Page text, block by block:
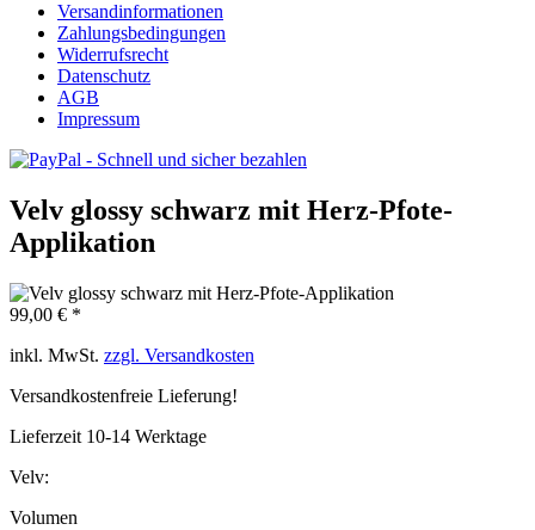
Versandinformationen
Zahlungsbedingungen
Widerrufsrecht
Datenschutz
AGB
Impressum
Velv glossy schwarz mit Herz-Pfote-
Applikation
99,00 € *
inkl. MwSt. zzgl. Versandkosten
Versandkostenfreie Lieferung!
Lieferzeit 10-14 Werktage
Velv:
Volumen